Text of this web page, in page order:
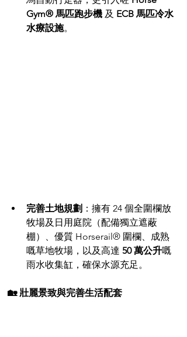
Gym® 馬匹跑步機 及 ECB 馬匹冷水
水療設施。
完善土地規劃 ：擁有 24 個全圍欄放
牧場及日用庭院（配備獨立遮蔽
棚）、優質 Horserail® 圍欄、成熟
嘅草地牧場，以及高達 50 萬公升嘅
雨水收集缸，確保水源充足。
🏡 壯麗景致與完善生活配套